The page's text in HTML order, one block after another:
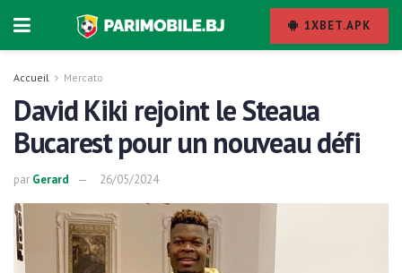
1XBET.APK
Accueil Mercato
David Kiki rejoint le Steaua
Bucarest pour un nouveau défi
par Gerard 26/05/2024